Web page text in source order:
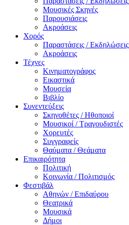
Μουσικές Σκηνές
Παρουσιάσεις
Ακροάσεις
Χορός
Παραστάσεις / Εκδηλώσεις
Ακροάσεις
Τέχνες
Κινηματογράφος
Εικαστικά
Μουσεία
Βιβλίο
Συνεντεύξεις
Σκηνοθέτες / Ηθοποιοί
Μουσικοί / Τραγουδιστές
Χορευτές
Συγγραφείς
Θαύματα / Θεάματα
Επικαιρότητα
Πολιτική
Κοινωνία / Πολιτισμός
Φεστιβάλ
Αθηνών / Επιδαύρου
Θεατρικά
Μουσικά
Δήμοι